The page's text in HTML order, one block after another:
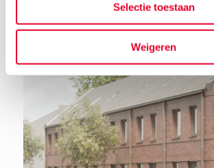
Selectie toestaan
Weigeren